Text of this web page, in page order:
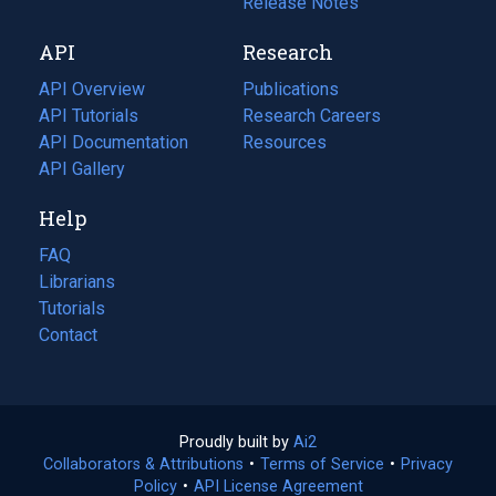
tab)
new
tab)
API
API Overview
API Tutorials
API Documentation
(opens
in
new
tab)
API Gallery
Research
Publications
(opens
in
a
Research Careers
(opens
in
Resources
(opens
Help
FAQ
Librarians
Tutorials
Contact
Proudly built by Ai2
in
a
Collaborators & Attributions • Terms of Service (opens
• Privacy
Policy(opens
• API License Agreement